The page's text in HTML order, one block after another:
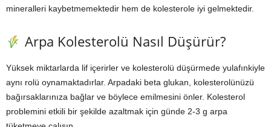
mineralleri kaybetmemektedir hem de kolesterole iyi gelmektedir.
Arpa Kolesterolü Nasıl Düşürür?
Yüksek miktarlarda lif içerirler ve kolesterolü düşürmede yulafınkiyle
aynı rolü oynamaktadırlar. Arpadaki beta glukan, kolesterolünüzü
bağırsaklarınıza bağlar ve böylece emilmesini önler. Kolesterol
problemini etkili bir şekilde azaltmak için günde 2-3 g arpa